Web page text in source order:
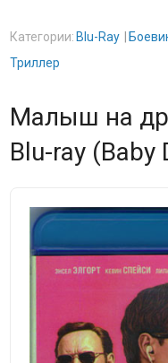
Категории: Blu-Ray
Триллер
Малыш на
Blu-ray (Baby